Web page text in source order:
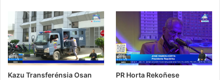
Kazu Transferénsia Osan
PR Horta Rekoñese